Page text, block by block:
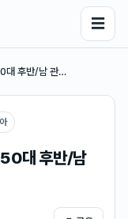
☰
대 후반/남 관…
50대 후반/남